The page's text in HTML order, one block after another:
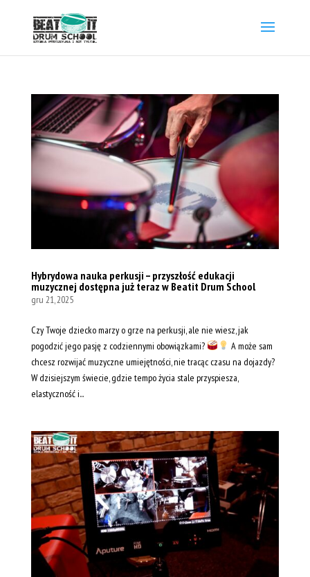
Hybrydowa nauka perkusji – przyszłość edukacji
muzycznej dostępna już teraz w Beatit Drum School
gru 21, 2025
Czy Twoje dziecko marzy o grze na perkusji, ale nie wiesz, jak
pogodzić jego pasję z codziennymi obowiązkami?
A może sam
chcesz rozwijać muzyczne umiejętności, nie tracąc czasu na dojazdy?
W dzisiejszym świecie, gdzie tempo życia stale przyspiesza,
elastyczność i...